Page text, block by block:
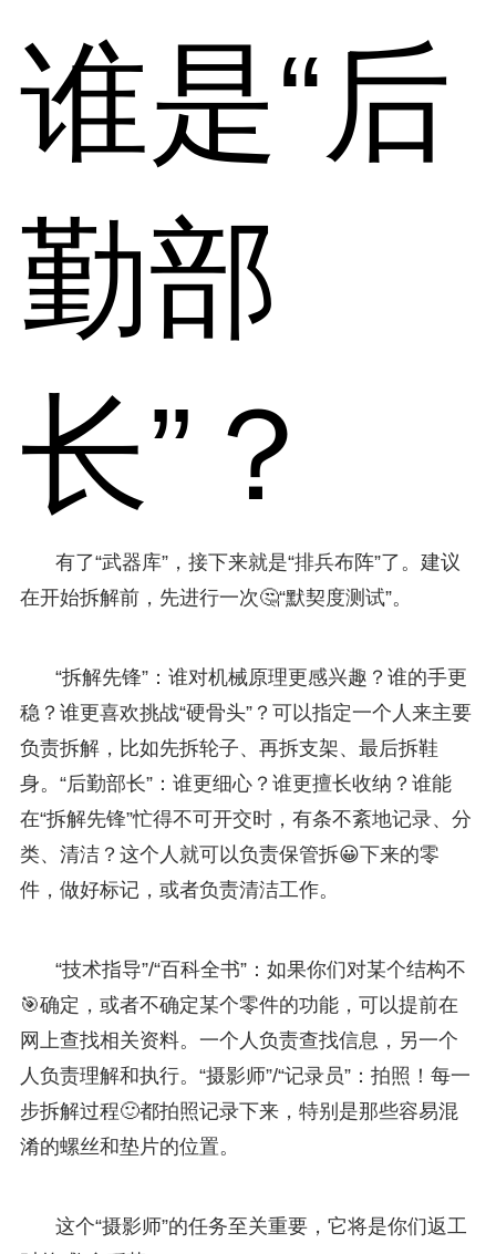
谁是“后
勤部
长”？
有了“武器库”，接下来就是“排兵布阵”了。建议
在开始拆解前，先进行一次🤔“默契度测试”。
“拆解先锋”：谁对机械原理更感兴趣？谁的手更
稳？谁更喜欢挑战“硬骨头”？可以指定一个人来主要
负责拆解，比如先拆轮子、再拆支架、最后拆鞋
身。“后勤部长”：谁更细心？谁更擅长收纳？谁能
在“拆解先锋”忙得不可开交时，有条不紊地记录、分
类、清洁？这个人就可以负责保管拆😀下来的零
件，做好标记，或者负责清洁工作。
“技术指导”/“百科全书”：如果你们对某个结构不
🎯确定，或者不确定某个零件的功能，可以提前在
网上查找相关资料。一个人负责查找信息，另一个
人负责理解和执行。“摄影师”/“记录员”：拍照！每一
步拆解过程🙂都拍照记录下来，特别是那些容易混
淆的螺丝和垫片的位置。
这个“摄影师”的任务至关重要，它将是你们返工